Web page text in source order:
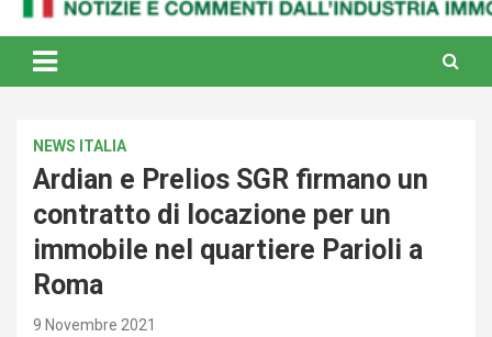
By Internews
internazionale
NEWS ITALIA
Ardian e Prelios SGR firmano un
contratto di locazione per un
immobile nel quartiere Parioli a
Roma
9 Novembre 2021